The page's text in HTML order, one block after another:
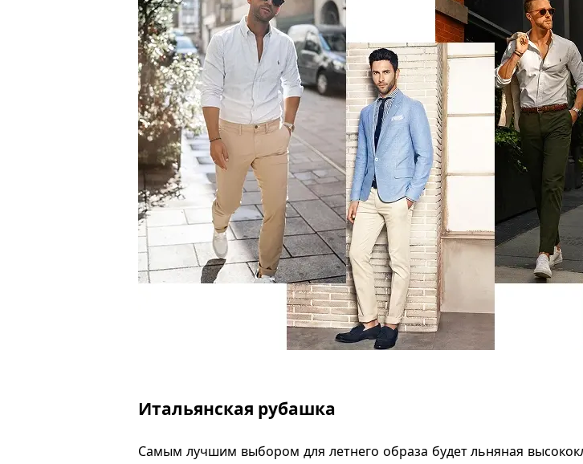
Итальянская рубашка
Самым лучшим выбором для летнего образа будет льняная